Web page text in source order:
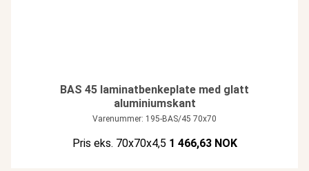
BAS 45 laminatbenkeplate med glatt
aluminiumskant
Varenummer: 195-BAS/45 70x70
Pris eks. 70x70x4,5 1 466,63 NOK